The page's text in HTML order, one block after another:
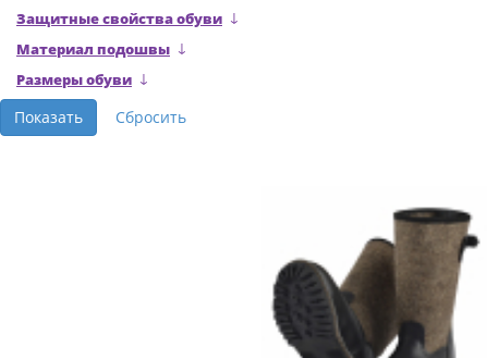
Защитные свойства обуви
Материал подошвы
Размеры обуви